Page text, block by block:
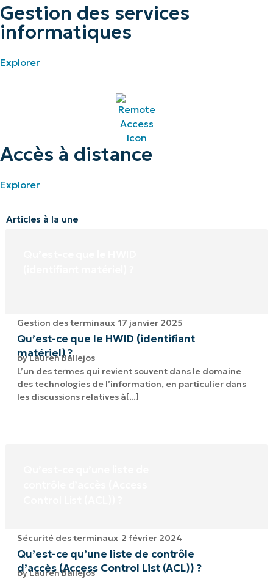
Gestion des services
informatiques
Explorer
Accès à distance
Explorer
Articles à la une
Gestion des terminaux 17 janvier 2025
Qu’est-ce que le HWID (identifiant
matériel) ?
byLauren Ballejos
L’un des termes qui revient souvent dans le domaine
des technologies de l’information, en particulier dans
les discussions relatives à[...]
Sécurité des terminaux 2 février 2024
Qu’est-ce qu’une liste de contrôle
d’accès (Access Control List (ACL)) ?
byLauren Ballejos